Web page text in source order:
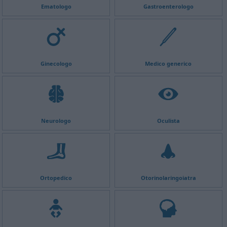
Ematologo Gastroenterologo
Ginecologo Medico generico
Neurologo Oculista
Ortopedico Otorinolaringoiatra